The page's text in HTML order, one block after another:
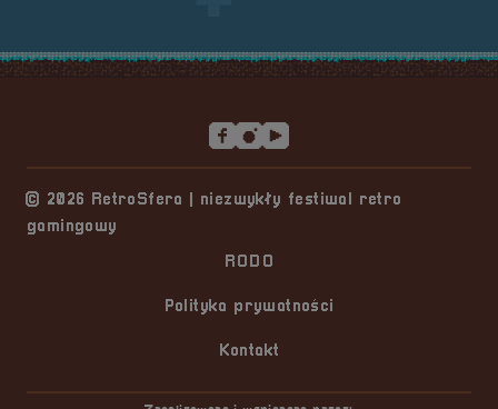
© 2026 RetroSfera | niezwykły festiwal retro
gamingowy
RODO
Polityka prywatności
Kontakt